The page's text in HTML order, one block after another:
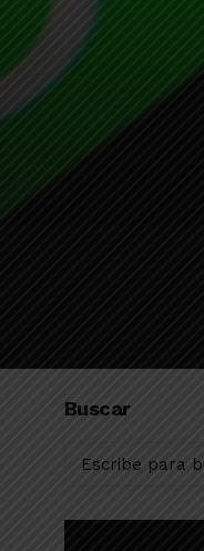
Buscar